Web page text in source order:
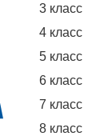
3 класс
4 класс
5 класс
6 класс
7 класс
8 класс